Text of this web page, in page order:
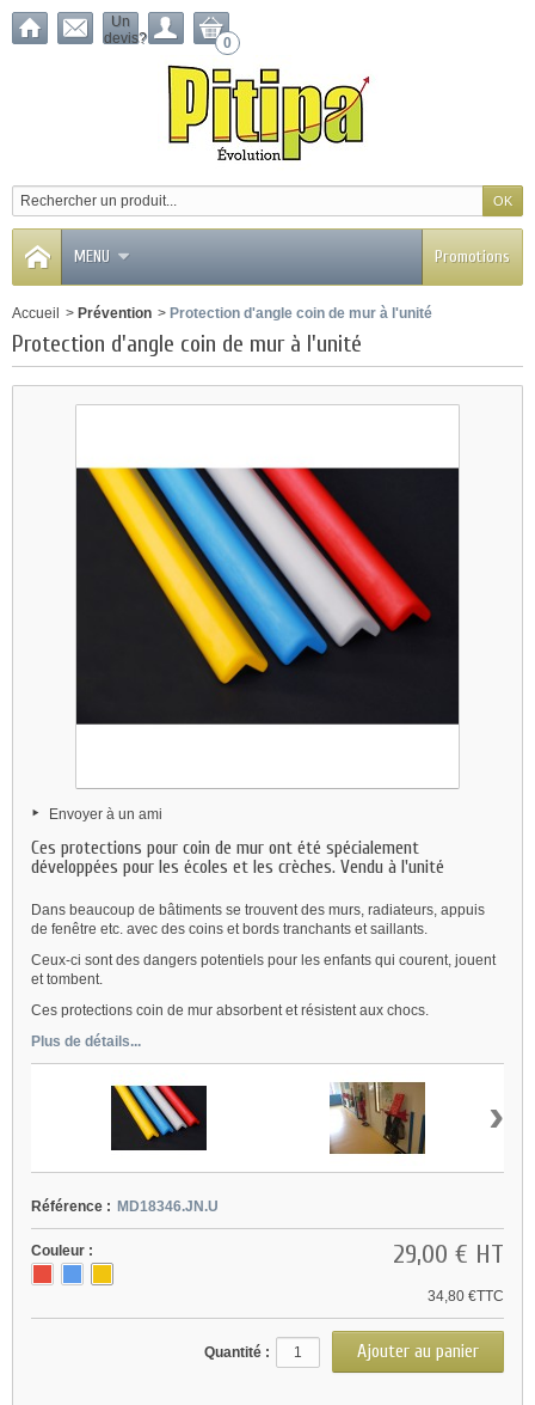
Un
devis?
0
MENU Promotions
Accueil > Prévention > Protection d'angle coin de mur à l'unité
Protection d'angle coin de mur à l'unité
Envoyer à un ami
Ces protections pour coin de mur ont été spécialement
développées pour les écoles et les crèches. Vendu à l'unité
Dans beaucoup de bâtiments se trouvent des murs, radiateurs, appuis
de fenêtre etc. avec des coins et bords tranchants et saillants.
Ceux-ci sont des dangers potentiels pour les enfants qui courent, jouent
et tombent.
Ces protections coin de mur absorbent et résistent aux chocs.
Plus de détails...
›
Référence : MD18346.JN.U
Couleur : 29,00 € HT
34,80 €TTC
Quantité :